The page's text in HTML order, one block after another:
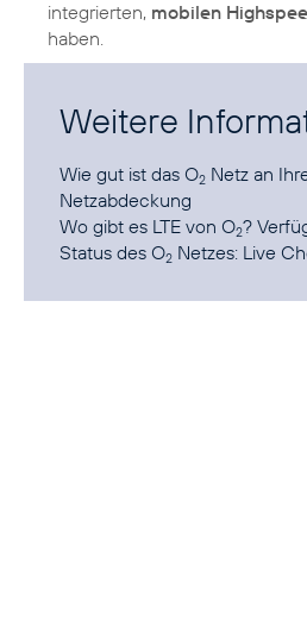
integrierten, mobilen
haben.
Weitere
Wie gut ist das O2 Netz an
Netzabdeckung
Wo gibt es LTE von O2?
Status des O2 Netzes: Live